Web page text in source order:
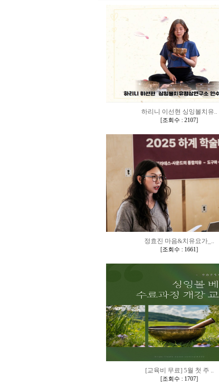
하리니 이선현 싱잉볼치유..
[조회수 : 2107]
정효진 마음&치유요가_..
[조회수 : 1661]
[교육비 무료] 5월 첫 주 ..
[조회수 : 1707]